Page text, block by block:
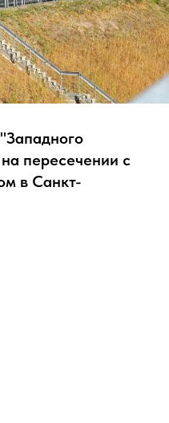
пересечении с
в Санкт-